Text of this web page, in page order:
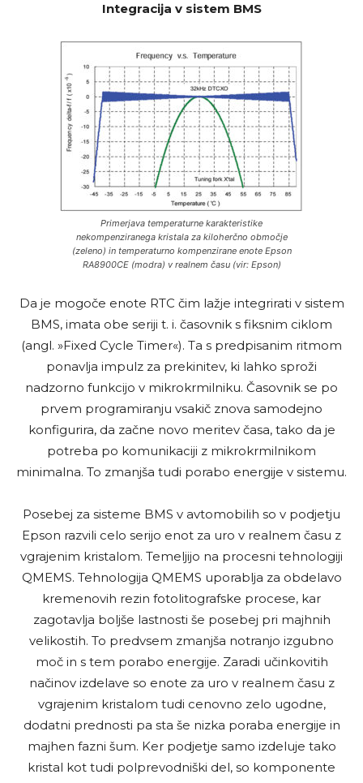
Integracija v sistem BMS
Primerjava temperaturne karakteristike
nekompenziranega kristala za kiloherčno območje
(zeleno) in temperaturno kompenzirane enote Epson
RA8900CE (modra) v realnem času (vir: Epson)
Da je mogoče enote RTC čim lažje integrirati v sistem
BMS, imata obe seriji t. i. časovnik s fiksnim ciklom
(angl. »Fixed Cycle Timer«). Ta s predpisanim ritmom
ponavlja impulz za prekinitev, ki lahko sproži
nadzorno funkcijo v mikrokrmilniku. Časovnik se po
prvem programiranju vsakič znova samodejno
konfigurira, da začne novo meritev časa, tako da je
potreba po komunikaciji z mikrokrmilnikom
minimalna. To zmanjša tudi porabo energije v sistemu.
Posebej za sisteme BMS v avtomobilih so v podjetju
Epson razvili celo serijo enot za uro v realnem času z
vgrajenim kristalom. Temeljijo na procesni tehnologiji
QMEMS. Tehnologija QMEMS uporablja za obdelavo
kremenovih rezin fotolitografske procese, kar
zagotavlja boljše lastnosti še posebej pri majhnih
velikostih. To predvsem zmanjša notranjo izgubno
moč in s tem porabo energije. Zaradi učinkovitih
načinov izdelave so enote za uro v realnem času z
vgrajenim kristalom tudi cenovno zelo ugodne,
dodatni prednosti pa sta še nizka poraba energije in
majhen fazni šum. Ker podjetje samo izdeluje tako
kristal kot tudi polprevodniški del, so komponente